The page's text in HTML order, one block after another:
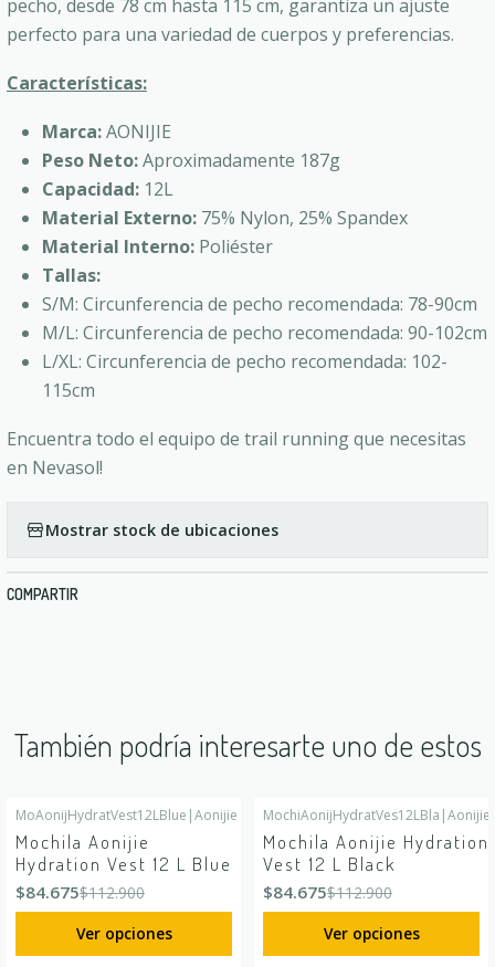
pecho, desde 78 cm hasta 115 cm, garantiza un ajuste
perfecto para una variedad de cuerpos y preferencias.
Características:
Marca:AONIJIE
Peso Neto:Aproximadamente 187g
Capacidad: 12L
Material Externo: 75% Nylon, 25% Spandex
Material Interno: Poliéster
Tallas:
S/M: Circunferencia de pecho recomendada: 78-90cm
M/L: Circunferencia de pecho recomendada: 90-102cm
L/XL: Circunferencia de pecho recomendada: 102-
115cm
Encuentra todo el equipo de trail running que necesitas
en Nevasol!
Mostrar stock de ubicaciones
COMPARTIR
También podría interesarte uno de estos
OFF
MoAonijHydratVest12LBlue |Aonijie
Mochila Aonijie
Hydration Vest 12 L Blue
$84.675$112.900
Ver opciones
OFF
MochiAonijHydratVes12LBla |Aonijie
Mochila Aonijie Hydration
Vest 12 L Black
$84.675$112.900
Ver opciones